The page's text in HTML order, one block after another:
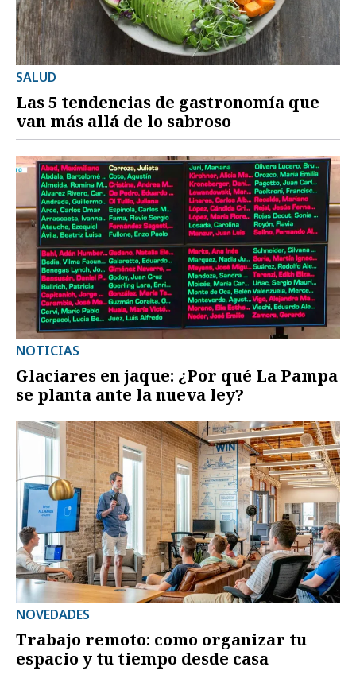
SALUD
Las 5 tendencias de gastronomía que
van más allá de lo sabroso
NOTICIAS
Glaciares en jaque: ¿Por qué La Pampa
se planta ante la nueva ley?
NOVEDADES
Trabajo remoto: como organizar tu
espacio y tu tiempo desde casa